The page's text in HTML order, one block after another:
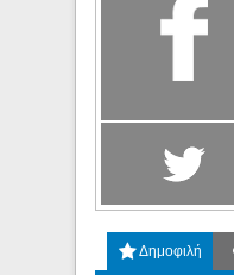
Δημοφιλή